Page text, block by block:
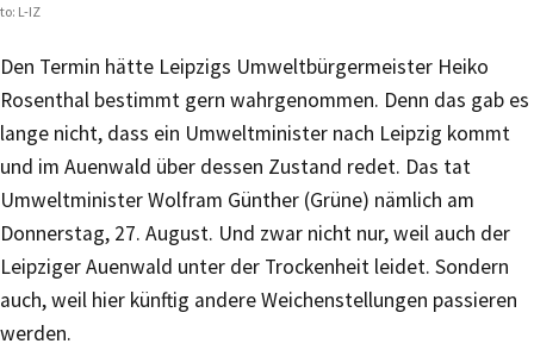
L-IZ
Den Termin hätte Leipzigs Umweltbürgermeister Heiko
Rosenthal bestimmt gern wahrgenommen. Denn das gab es
lange nicht, dass ein Umweltminister nach Leipzig kommt
und im Auenwald über dessen Zustand redet. Das tat
Umweltminister Wolfram Günther (Grüne) nämlich am
Donnerstag, 27. August. Und zwar nicht nur, weil auch der
Leipziger Auenwald unter der Trockenheit leidet. Sondern
auch, weil hier künftig andere Weichenstellungen passieren
werden.